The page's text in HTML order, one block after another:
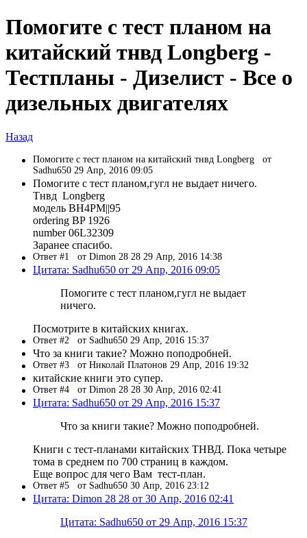
Помогите с тест планом на
китайский тнвд Longberg -
Тестпланы - Дизелист - Все о
дизельных двигателях
Назад
Помогите с тест планом на китайский тнвд Longberg от
Sadhu650 29 Апр, 2016 09:05
Помогите с тест планом,гугл не выдает ничего.
Тнвд Longberg
модель BH4PM||95
ordering BP 1926
number 06L32309
Заранее спасибо.
Ответ #1 от Dimon 28 28 29 Апр, 2016 14:38
Цитата: Sadhu650 от 29 Апр, 2016 09:05
Помогите с тест планом,гугл не выдает
ничего.
Посмотрите в китайских книгах.
Ответ #2 от Sadhu650 29 Апр, 2016 15:37
Что за книги такие? Можно поподробней.
Ответ #3 от Николай Платонов 29 Апр, 2016 19:32
китайские книги это супер.
Ответ #4 от Dimon 28 28 30 Апр, 2016 02:41
Цитата: Sadhu650 от 29 Апр, 2016 15:37
Что за книги такие? Можно поподробней.
Книги с тест-планами китайских ТНВД. Пока четыре
тома в среднем по 700 страниц в каждом.
Еще вопрос для чего Вам тест-план.
Ответ #5 от Sadhu650 30 Апр, 2016 23:12
Цитата: Dimon 28 28 от 30 Апр, 2016 02:41
Цитата: Sadhu650 от 29 Апр, 2016 15:37